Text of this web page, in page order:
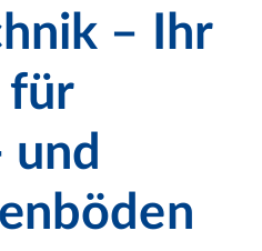
– Ihr
für
und